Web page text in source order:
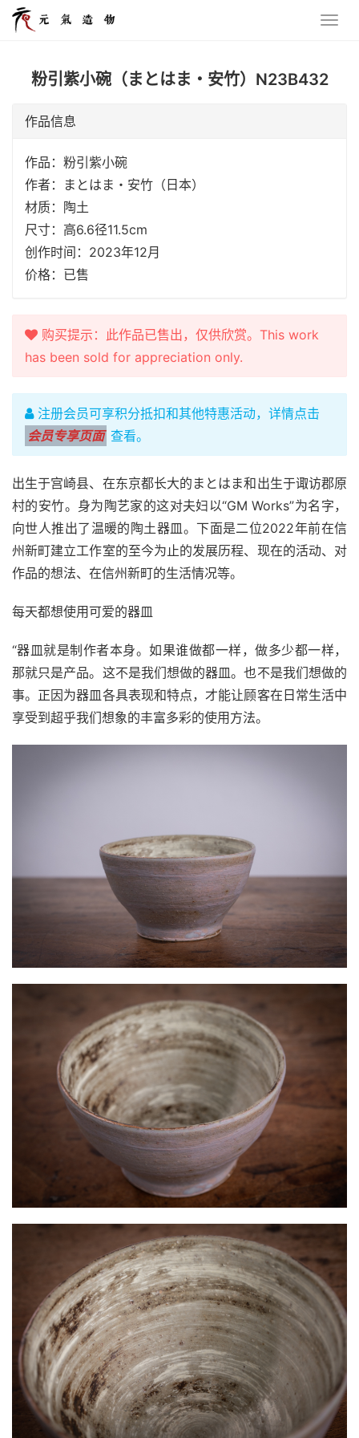
粉引紫小碗（まとはま・安竹）N23B432
作品信息
作品：粉引紫小碗
作者：まとはま・安竹（日本）
材质：陶土
尺寸：高6.6径11.5cm
创作时间：2023年12月
价格：已售
购买提示：此作品已售出，仅供欣赏。This work
has been sold for appreciation only.
注册会员可享积分抵扣和其他特惠活动，详情点击
会员专享页面 查看。
出生于宫崎县、在东京都长大的まとはま和出生于诹访郡原
村的安竹。身为陶艺家的这对夫妇以“GM Works”为名字，
向世人推出了温暖的陶土器皿。下面是二位2022年前在信
州新町建立工作室的至今为止的发展历程、现在的活动、对
作品的想法、在信州新町的生活情况等。
每天都想使用可爱的器皿
“器皿就是制作者本身。如果谁做都一样，做多少都一样，
那就只是产品。这不是我们想做的器皿。也不是我们想做的
事。正因为器皿各具表现和特点，才能让顾客在日常生活中
享受到超乎我们想象的丰富多彩的使用方法。